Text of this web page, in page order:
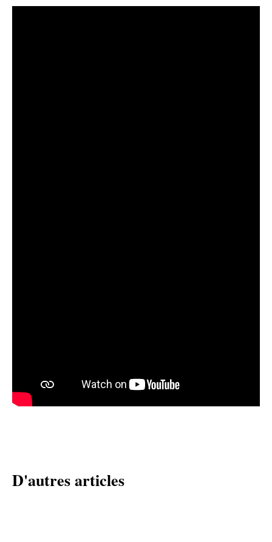
D'autres articles